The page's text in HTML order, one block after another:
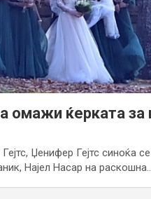
омажи ќерката за
Џенифер Гејтс синоќа
Најел Насар на